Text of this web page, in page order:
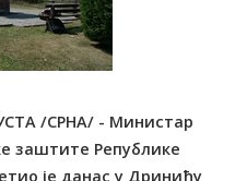
/СРНА/ - Министар
заштите Републике
је данас у Дринићу